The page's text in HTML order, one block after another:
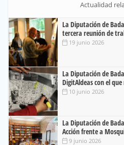
Actualidad
La Diputación de
tercera reunión de
19 junio 2026
La Diputación de
DigitAldeas con el
10 junio 2026
La Diputación de
Acción frente a
9 junio 2026